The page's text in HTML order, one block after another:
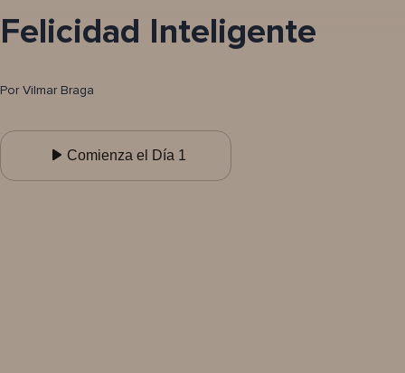
Felicidad Inteligente
PorVilmar Braga
Comienza el Día 1